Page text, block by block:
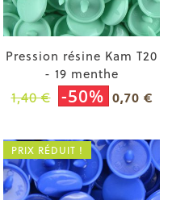
Pression résine Kam T20
- 19 menthe
1,40 € -50% 0,70 €
PRIX RÉDUIT !